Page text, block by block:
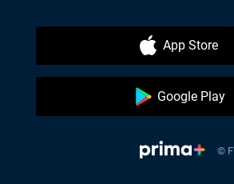
App Store
Google Play
©